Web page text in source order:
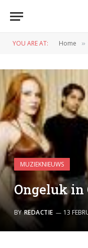
YOU ARE AT: Home »
MUZIEKNIEUWS
Ongeluk in
BY REDACTIE 13